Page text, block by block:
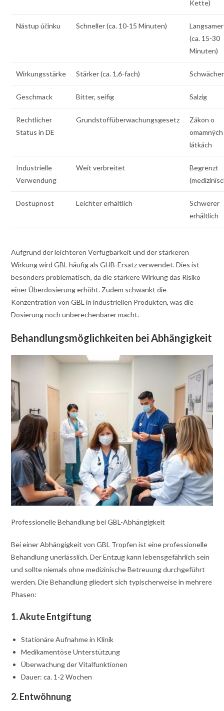
Kette)
Nástup účinku Schneller (ca. 10-15 Minuten)
Langsamer
(ca. 15-30
Minuten)
Wirkungsstärke Stärker (ca. 1,6-fach) Schwächer
Geschmack Bitter, seifig Salzig
Rechtlicher
Status in DE
Grundstoffüberwachungsgesetz
Zákon o
omamných
látkách
Industrielle
Verwendung
Weit verbreitet
Begrenzt
Dostupnost Leichter erhältlich
Schwerer
erhältlich
Aufgrund der leichteren Verfügbarkeit und der stärkeren
Wirkung wird GBL häufig als GHB-Ersatz verwendet. Dies ist
besonders problematisch, da die stärkere Wirkung das Risiko
einer Überdosierung erhöht. Zudem schwankt die
Konzentration von GBL in industriellen Produkten, was die
Dosierung noch unberechenbarer macht.
Behandlungsmöglichkeiten bei Abhängigkeit
Professionelle Behandlung bei GBL-Abhängigkeit
Bei einer Abhängigkeit von GBL Tropfen ist eine professionelle
Behandlung unerlässlich. Der Entzug kann lebensgefährlich sein
und sollte niemals ohne medizinische Betreuung durchgeführt
werden. Die Behandlung gliedert sich typischerweise in mehrere
Phasen:
1. Akute Entgiftung
Stationäre Aufnahme in Klinik
Medikamentöse Unterstützung
Überwachung der Vitalfunktionen
Dauer: ca. 1-2 Wochen
2. Entwöhnung